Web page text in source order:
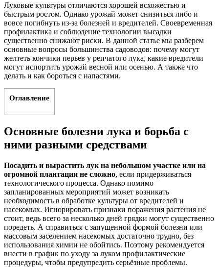
Луковые культуры отличаются хорошей всхожестью и
быстрым ростом. Однако урожай может снизиться либо и
вовсе погибнуть из-за болезней и вредителей. Своевременная
профилактика и соблюдение технологии высадки
существенно снижают риски. В данной статье мы разберем
основные вопросы большинства садоводов: почему могут
желтеть кончики перьев у репчатого лука, какие вредители
могут испортить урожай весной или осенью. А также что
делать и как бороться с напастями.
Оглавление
Основные болезни лука и борьба с
ними разными средствами
Посадить и вырастить лук на небольшом участке или на
огромной плантации не сложно, если придерживаться
технологического процесса. Однако помимо
запланированных мероприятий может возникать
необходимость в обработке культуры от вредителей и
насекомых. Игнорировать признаки поражения растения не
стоит, ведь всего за несколько дней грядки могут существенно
поредеть. А справиться с запущенной формой болезни или
массовым заселением насекомых достаточно трудно, без
использования химии не обойтись. Поэтому рекомендуется
внести в график по уходу за луком профилактические
процедуры, чтобы предупредить серьёзные проблемы.